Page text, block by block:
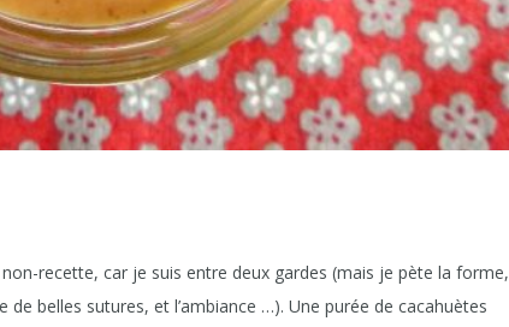
recette, car je suis entre deux gardes (mais je pète la forme,
belles sutures, et l’ambiance …). Une purée de cacahuètes